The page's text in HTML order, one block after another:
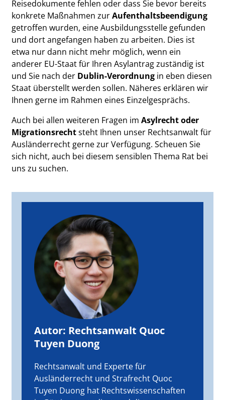
Reisedokumente fehlen oder dass Sie bevor bereits
konkrete Maßnahmen zurAufenthaltsbeendigung
getroffen wurden, eine Ausbildungsstelle gefunden
und dort angefangen haben zu arbeiten. Dies ist
etwa nur dann nicht mehr möglich, wenn ein
anderer EU-Staat für Ihren Asylantrag zuständig ist
und Sie nach der Dublin-Verordnung in eben diesen
Staat überstellt werden sollen. Näheres erklären wir
Ihnen gerne im Rahmen eines Einzelgesprächs.
Auch bei allen weiteren Fragen imAsylrecht oder
Migrationsrechtsteht Ihnen unser Rechtsanwalt für
Ausländerrecht gerne zur Verfügung. Scheuen Sie
sich nicht, auch bei diesem sensiblen Thema Rat bei
uns zu suchen.
Autor: Rechtsanwalt Quoc
Tuyen Duong
Rechtsanwalt und Experte für
Ausländerrecht und Strafrecht Quoc
Tuyen Duong hat Rechtswissenschaften